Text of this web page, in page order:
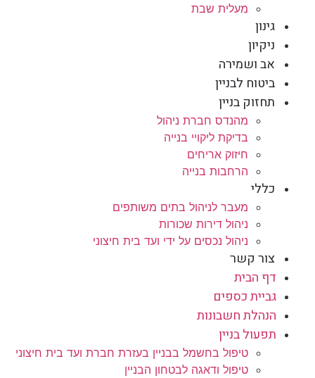
מעלית שבת
גינון
ניקיון
אב ושמירה
ביטוח לבניין
תחזוק בניין
מהנדס חברת ניהול
בדיקת ליקויי בנייה
חיזוק אריחים
הרחבות בנייה
כללי
מעבר לניהול בתים משותפים
ניהול דירות שכורות
ניהול נכסים על ידי ועד בית חיצוני
צור קשר
דף הבית
גביית כספים
הנהלת חשבונות
תפעול בניין
טיפול בחשמל בבניין בעזרת חברת ועד בית חיצוני
טיפול ודאגה לבטחון הבניין